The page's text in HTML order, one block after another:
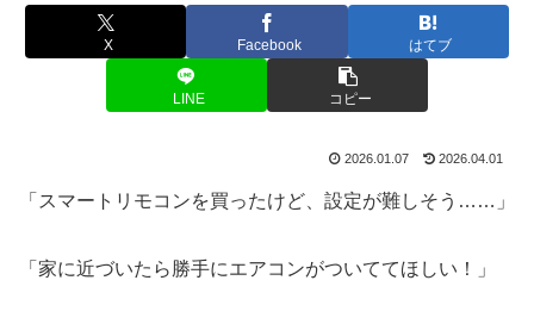
X Facebook はてブ
LINE コピー
2026.01.07 2026.04.01
「スマートリモコンを買ったけど、設定が難しそう……」
「家に近づいたら勝手にエアコンがついててほしい！」